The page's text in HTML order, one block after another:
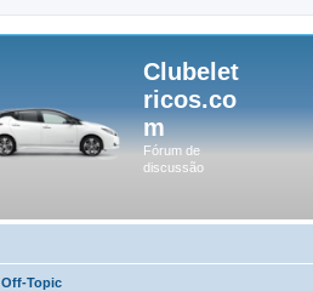
Clubelet
ricos.co
m
Fórum de
discussão
Off-Topic